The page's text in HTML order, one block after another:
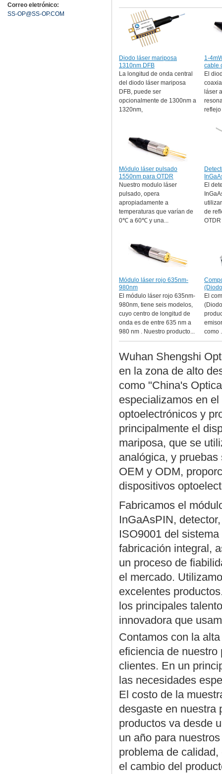
Correo eletrónico:
SS-OP@SS-OP.COM
Diodo láser mariposa
1310nm DFB
La longitud de onda central
del diodo láser mariposa
DFB, puede ser
opcionalmente de 1300nm a
1320nm,
1-
cable
El
láser
reflejo
Módulo láser pulsado
1550nm para OTDR
Nuestro modulo láser
pulsado, opera
apropiadamente a
temperaturas que varían de
0℃ a 60℃ y una...
El
de
OTDR
Módulo láser rojo 635nm-
980nm
El módulo láser rojo 635nm-
980nm, tiene seis modelos,
cuyo centro de longitud de
onda es de entre 635 nm a
980 nm . Nuestro producto...
El
como
Wuhan Shengshi
en la zona de alto
como "China's
especializamos en
optoelectrónicos y
principalmente el
mariposa, que se
analógica, y
OEM y ODM,
dispositivos
Fabricamos el
InGaAsPIN,
ISO9001 del
fabricación integral,
un proceso de
el mercado.
excelentes
los principales
innovadora que
Contamos con la
eficiencia de
clientes. En un
las necesidades
El costo de la
desgaste en nuestra
productos va desde
un año para
problema de
el cambio del